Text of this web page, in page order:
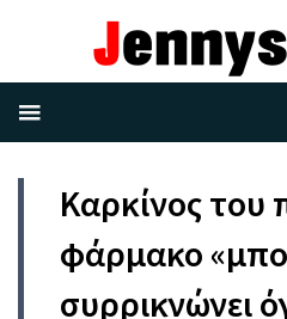
Καρκίνος
φάρμακο
συρρικνώνει